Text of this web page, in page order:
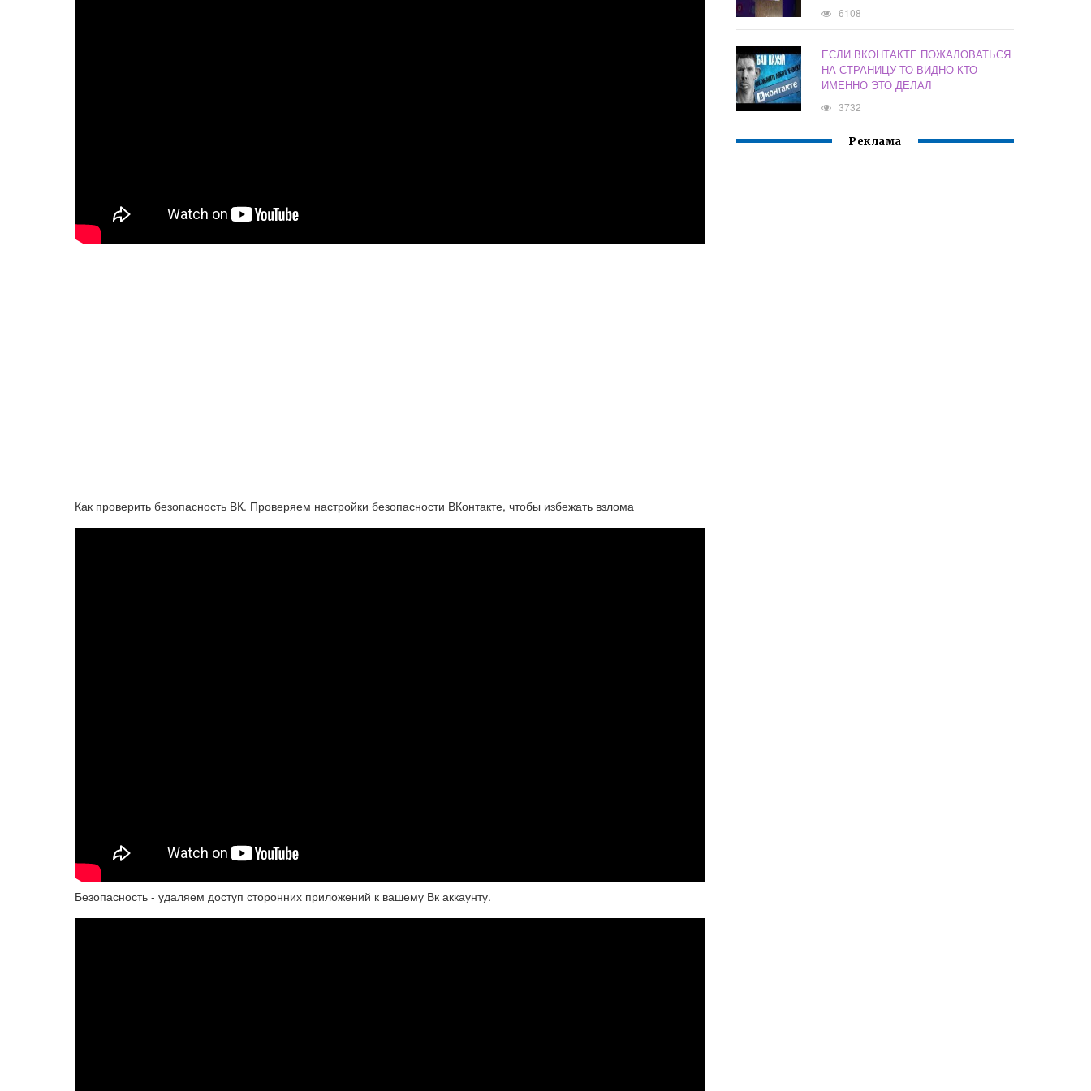
Как проверить безопасность ВК. Проверяем настройки безопасности ВКонтакте, чтобы избежать взлома
Безопасность - удаляем доступ сторонних приложений к вашему Вк аккаунту.
6108
ЕСЛИ ВКОНТАКТЕ ПОЖАЛОВАТЬСЯ
НА СТРАНИЦУ ТО ВИДНО КТО
ИМЕННО ЭТО ДЕЛАЛ
3732
Реклама